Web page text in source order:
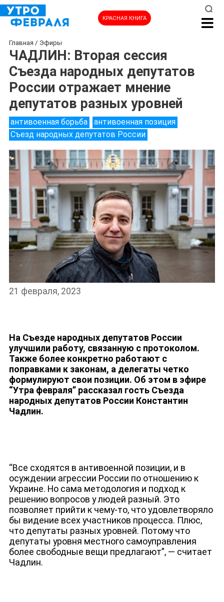
КРАСНАЯ КНИГА
НОВОСТИ
Главная / Эфиры
ЧАДЛИН: Вторая сессия
Съезда народных депутатов
России отражает мнение
депутатов разных уровней
антивоенная борьба
антивоенная позиция
Съезд народных депутатов России
21 февраля, 2023
На Съезде народных депутатов России
улучшили работу, связанную с протоколом.
Также более конкретно работают с
поправками к законам, а делегаты четко
формулируют свои позиции. Об этом в эфире
“Утра февраля” рассказал гость Съезда
народных депутатов России Константин
Чадлин.
“Все сходятся в антивоенной позиции, и в
осуждении агрессии России по отношению к
Украине. Но сама методология и подход к
решению вопросов у людей разный. Это
позволяет прийти к чему-то, что удовлетворяло
бы видение всех участников процесса. Плюс,
что депутаты разных уровней. Потому что
депутаты уровня местного самоуправления
более свободные вещи предлагают”, — считает
Чадлин.